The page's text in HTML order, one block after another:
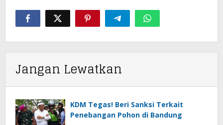
Jangan Lewatkan
KDM Tegas! Beri Sanksi Terkait
Penebangan Pohon di Bandung